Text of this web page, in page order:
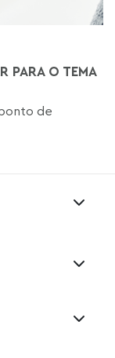
PARA O TEMA
de